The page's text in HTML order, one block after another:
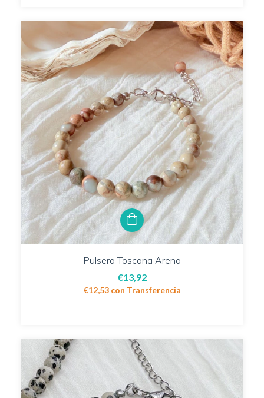
Pulsera Toscana Arena
€13,92
€12,53 con Transferencia